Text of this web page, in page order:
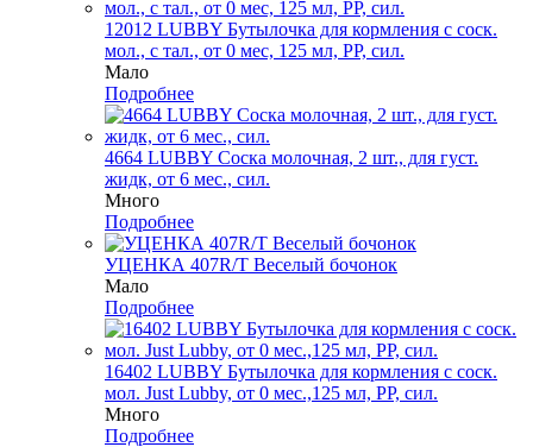
12012 LUBBY Бутылочка для кормления с соск.
мол., с тал., от 0 мес, 125 мл, PP, сил.
Мало
Подробнее
4664 LUBBY Соска молочная, 2 шт., для густ.
жидк, от 6 мес., сил.
Много
Подробнее
УЦЕНКА 407R/Т Веселый бочонок
Мало
Подробнее
16402 LUBBY Бутылочка для кормления с соск.
мол. Just Lubby, от 0 мес.,125 мл, PP, сил.
Много
Подробнее